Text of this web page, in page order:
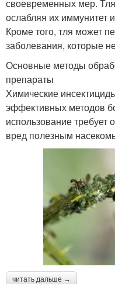
своевременных мер.
ослабляя их иммунитет
Кроме того, тля может
заболевания, которые
Основные методы
препараты
Химические
эффективных методов
использование требует
вред полезным
читать дальше →